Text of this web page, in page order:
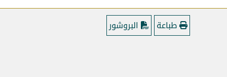
طباعة البروشور